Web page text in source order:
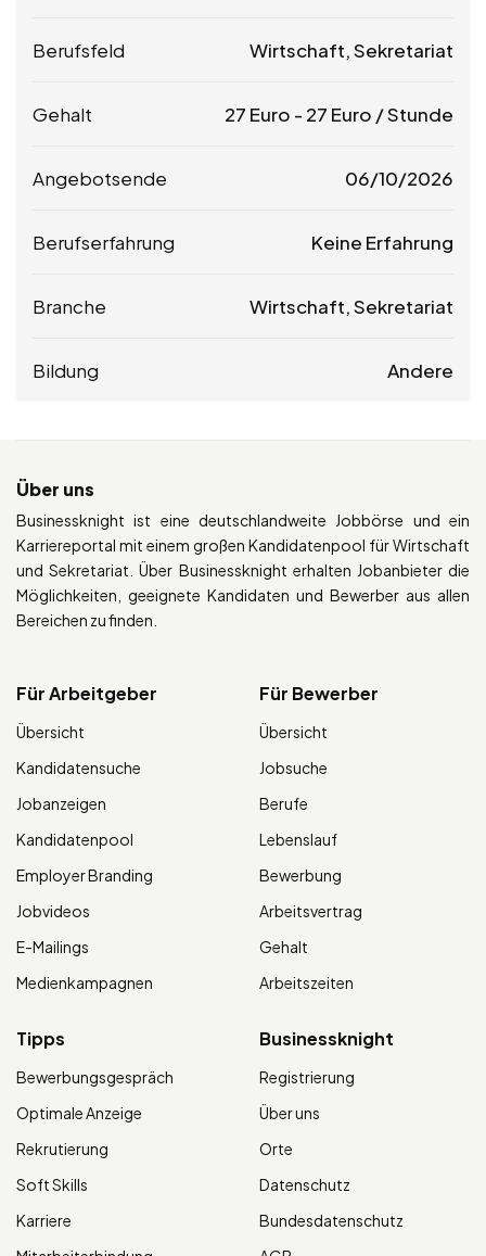
Berufsfeld Wirtschaft, Sekretariat
Gehalt 27 Euro - 27 Euro / Stunde
Angebotsende 06/10/2026
Berufserfahrung Keine Erfahrung
Branche Wirtschaft, Sekretariat
Bildung Andere
Über uns
Businessknight ist eine deutschlandweite Jobbörse und ein
Karriereportal mit einem großen Kandidatenpool für Wirtschaft
und Sekretariat. Über Businessknight erhalten Jobanbieter die
Möglichkeiten, geeignete Kandidaten und Bewerber aus allen
Bereichen zu finden.
Für Arbeitgeber
Übersicht
Kandidatensuche
Jobanzeigen
Kandidatenpool
Employer Branding
Jobvideos
E-Mailings
Medienkampagnen
Für Bewerber
Übersicht
Jobsuche
Berufe
Lebenslauf
Bewerbung
Arbeitsvertrag
Gehalt
Arbeitszeiten
Tipps
Bewerbungsgespräch
Optimale Anzeige
Rekrutierung
Soft Skills
Karriere
Businessknight
Registrierung
Über uns
Orte
Datenschutz
Bundesdatenschutz